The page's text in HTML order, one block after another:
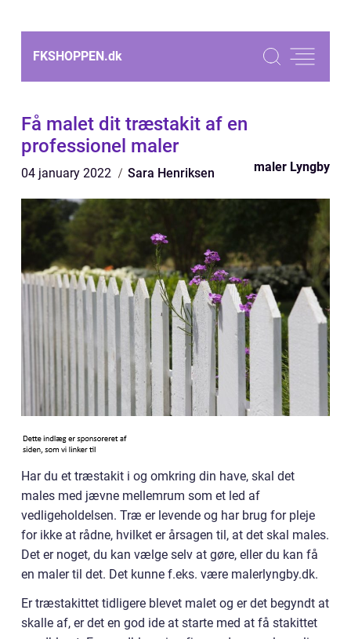
FKSHOPPEN.dk
Få malet dit træstakit af en
professionel maler
04 january 2022 Sara Henriksen maler Lyngby
Har du et træstakit i og omkring din have, skal det
males med jævne mellemrum som et led af
vedligeholdelsen. Træ er levende og har brug for pleje
for ikke at rådne, hvilket er årsagen til, at det skal males.
Det er noget, du kan vælge selv at gøre, eller du kan få
en maler til det. Det kunne f.eks. være malerlyngby.dk.
Er træstakittet tidligere blevet malet og er det begyndt at
skalle af, er det en god ide at starte med at få stakittet